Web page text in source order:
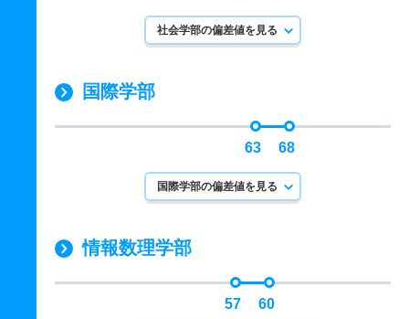
社会学部の偏差値を見る
国際学部
63 68
国際学部の偏差値を見る
情報数理学部
57 60